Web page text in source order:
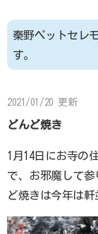
秦野ペットセレ
す。
2021/01/20 更新
どんど焼き
1月14日にお寺の
で、お邪魔して
ど焼きは今年は軒